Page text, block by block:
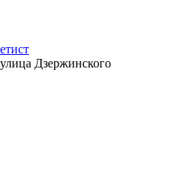
Дзержинского